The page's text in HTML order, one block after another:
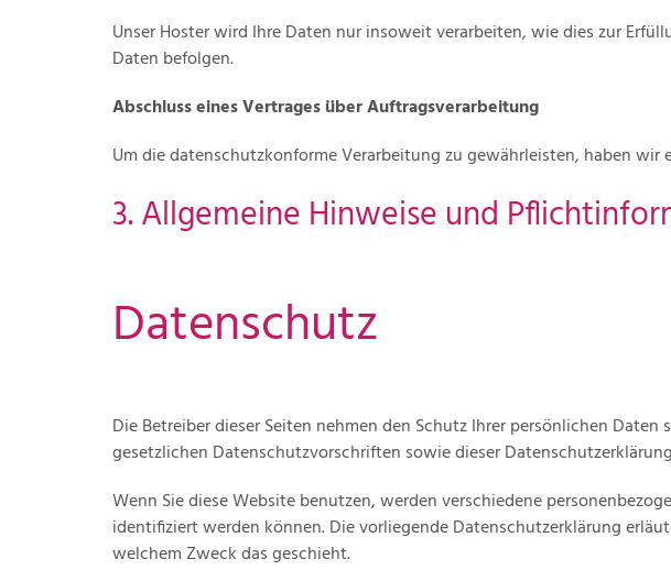
Unser Hoster wird Ihre Daten nur insoweit verarbeiten, wie dies zur
Daten befolgen.
Abschluss eines Vertrages über Auftragsverarbeitung
Um die datenschutzkonforme Verarbeitung zu gewährleisten, haben
3. Allgemeine Hinweise und
Datenschutz
Die Betreiber dieser Seiten nehmen den Schutz Ihrer persönlichen
gesetzlichen Datenschutzvorschriften sowie dieser
Wenn Sie diese Website benutzen, werden verschiedene
identifiziert werden können. Die vorliegende Datenschutzerklärung
welchem Zweck das geschieht.